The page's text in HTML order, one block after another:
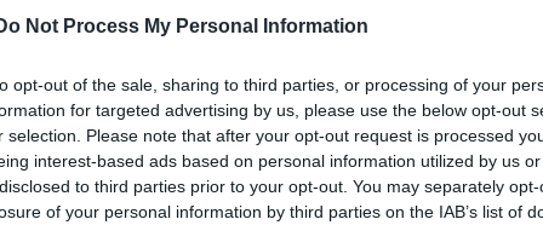
Not Process My Personal Information
opt-out of the sale, sharing to third parties, or processing of your
for targeted advertising by us, please use the below opt-out
selection. Please note that after your opt-out request is processed
interest-based ads based on personal information utilized by us
to third parties prior to your opt-out. You may separately
of your personal information by third parties on the IAB’s list of
integrálódás, azaz a repertoáron lévő
feladatokban (jegyszedés, ruhatár,